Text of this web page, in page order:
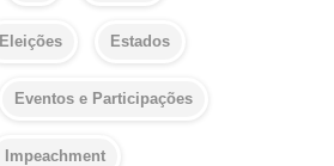
Eleições Estados
Eventos e Participações
Impeachment